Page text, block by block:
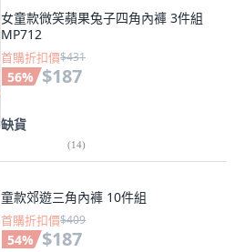
女童款微笑蘋果兔子四角內褲 3件組
MP712
首購折扣價$431
56% $187
缺貨
(14)
童款郊遊三角內褲 10件組
首購折扣價$409
54% $187